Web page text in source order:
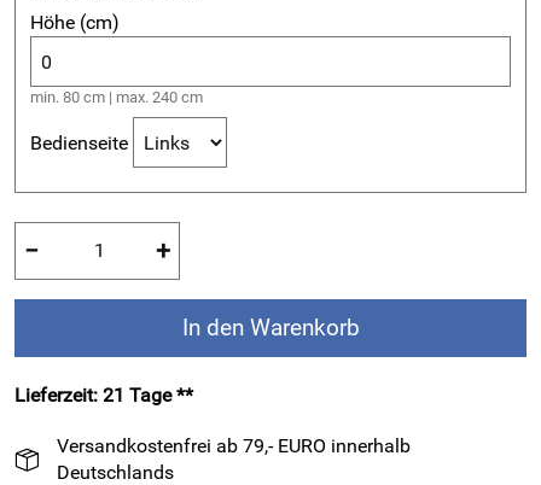
Höhe (cm)
min. 80 cm | max. 240 cm
Bedienseite
− +
In den Warenkorb
Lieferzeit: 21 Tage **
Versandkostenfrei ab 79,- EURO innerhalb
Deutschlands